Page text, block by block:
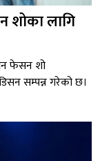
लागि
फेसन शो
सम्पन्न गरेको छ।